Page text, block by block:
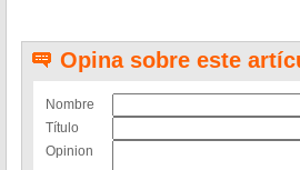
Opina sobre este
Nombre
Título
Opinion